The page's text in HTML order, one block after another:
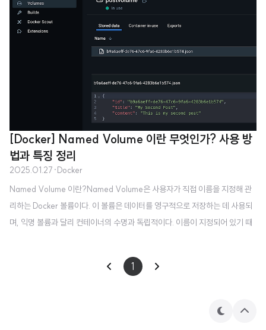
[Docker] Named Volume 이란 무엇인가? 사용 방
법과 특징 정리
2025.01.27 ·Docker
Named Volume 이란?Named Volume은 사용자가 직접 이름을 지정해 관
리하는 Docker 볼륨이다. 이 볼륨은 데이터를 영구적으로 저장하는 데 사용되
며, 익명 볼륨과 달리 컨테이너의 수명과 독립적이다. 이름이 지정되어 있기 때
성하고 사용하기Named Volume 생성하기Named Volume은 다음 명령어
를 통해 생성할 수 있다.docker volume create [Volume Name] 예를 들어
olume이라는 이름을 가진 Named Volume을 생성할 수 있다. Named Volu
1
테
상